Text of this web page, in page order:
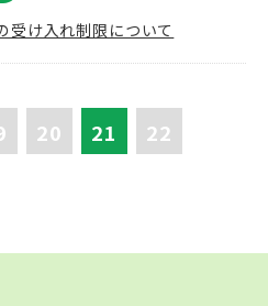
受け入れ制限について
20 21 22